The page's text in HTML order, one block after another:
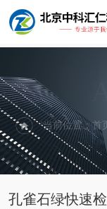
当前位置：首
孔雀石绿快速